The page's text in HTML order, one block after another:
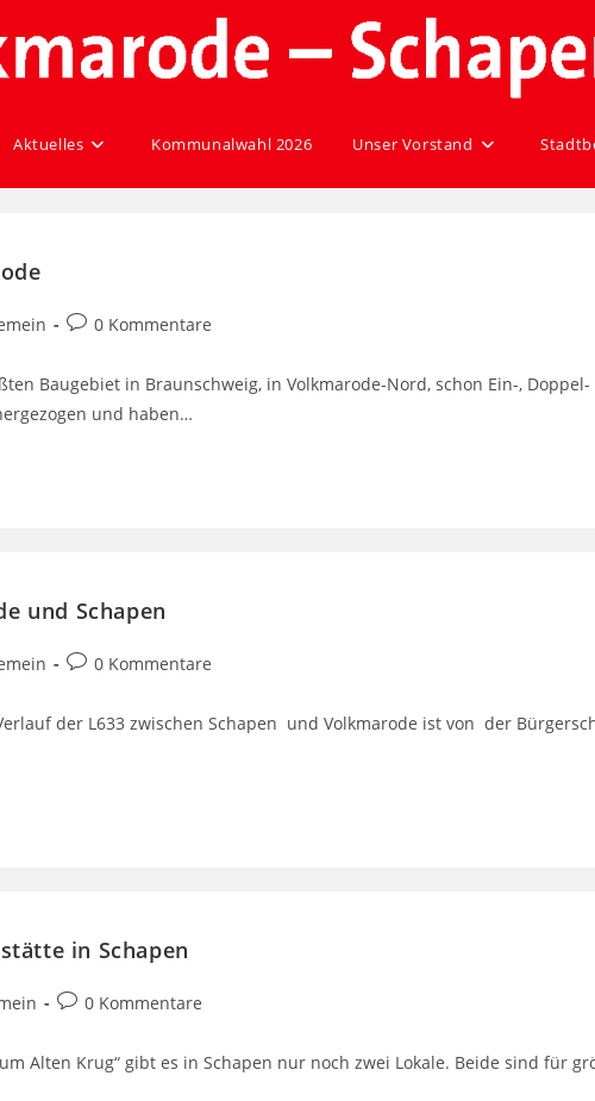
Aktuelles Kommunalwahl 2026 Unser Vorstand
0 Kommentare
Baugebiet in Braunschweig, in Volkmarode-Nord, schon Ein-,
und haben…
und Schapen
0 Kommentare
der L633 zwischen Schapen und Volkmarode ist von der
in Schapen
0 Kommentare
Alten Krug“ gibt es in Schapen nur noch zwei Lokale. Beide sind für